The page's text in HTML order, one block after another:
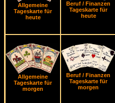
Allgemeine
Tageskarte für
heute
Beruf / Finanzen
Tageskarte für
heute
Allgemeine
Tageskarte für
morgen
Beruf / Finanzen
Tageskarte für
morgen